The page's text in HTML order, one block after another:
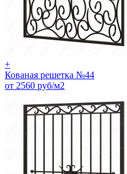
+
Кованая решетка №44
от 2560 руб/м2